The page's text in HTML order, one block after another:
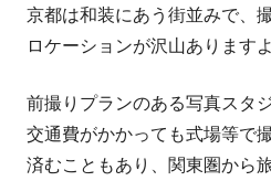
京都は和装にあう街並みで、
ロケーションが沢山ありますよ
前撮りプランのある写真スタ
交通費がかかっても式場等で
済むこともあり、関東圏から